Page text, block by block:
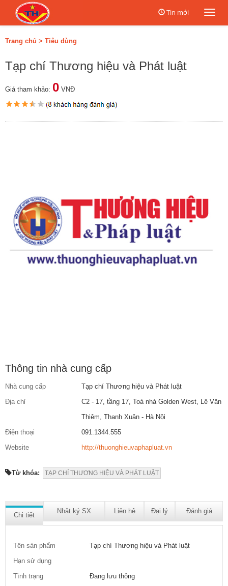
Tin mới
Trang chủ > Tiêu dùng
Tạp chí Thương hiệu và Phát luật
Giá tham khảo: 0 VNĐ
Thông tin nhà cung cấp
Nhà cung cấp
Tạp chí Thương hiệu và Phát luật
Địa chỉ
C2 - 17, tầng 17, Toà nhà Golden West, Lê Văn
Thiêm, Thanh Xuân - Hà Nội
Điện thoại
091.1344.555
Website
http://thuonghieuvaphapluat.vn
Từ khóa: TẠP CHÍ THƯƠNG HIỆU VÀ PHÁT LUẬT
Chi tiết
Nhật ký SX Liên hệ Đại lý Đánh giá
Tên sản phẩm
Tạp chí Thương hiệu và Phát luật
Hạn sử dụng
Tình trạng
Đang lưu thông